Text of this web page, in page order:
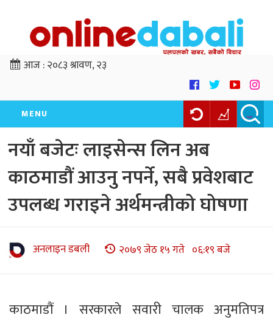
आज :२०८३ श्रावण, २३
MENU
नयाँ बजेटः लाइसेन्स लिन अब
काठमाडौं आउनु नपर्ने, सबै प्रवेशबाट
उपलब्ध गराइने अर्थमन्त्रीको घोषणा
अनलाइन डबली २०७९ जेठ १५ गते ०६:१९ बजे
काठमाडौं । सरकारले सवारी चालक अनुमतिपत्र